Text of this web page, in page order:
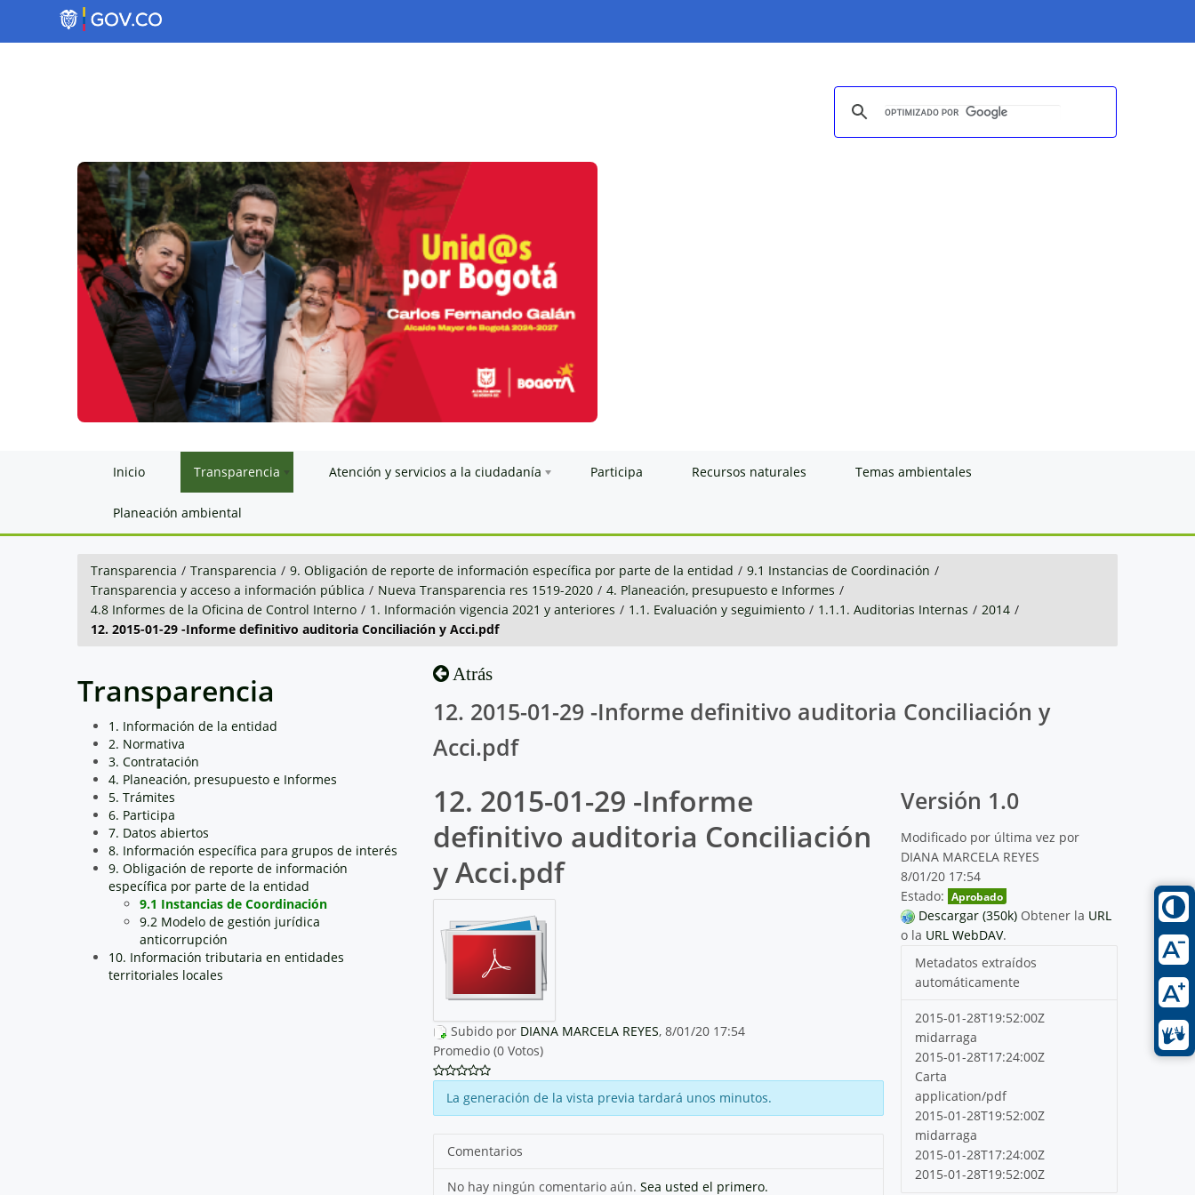
Inicio Transparencia Atención y servicios a la ciudadanía Participa Recursos naturales Temas ambientales
Planeación ambiental
Transparencia / Transparencia / 9. Obligación de reporte de información específica por parte de la entidad / 9.1 Instancias de Coordinación /
Transparencia y acceso a información pública / Nueva Transparencia res 1519-2020 / 4. Planeación, presupuesto e Informes /
4.8 Informes de la Oficina de Control Interno / 1. Información vigencia 2021 y anteriores / 1.1. Evaluación y seguimiento / 1.1.1. Auditorias Internas / 2014 /
12. 2015-01-29 -Informe definitivo auditoria Conciliación y Acci.pdf
Transparencia
1. Información de la entidad
2. Normativa
3. Contratación
4. Planeación, presupuesto e Informes
5. Trámites
6. Participa
7. Datos abiertos
8. Información específica para grupos de interés
9. Obligación de reporte de información
específica por parte de la entidad
9.1 Instancias de Coordinación
9.2 Modelo de gestión jurídica
anticorrupción
10. Información tributaria en entidades
territoriales locales
Atrás
12. 2015-01-29 -Informe definitivo auditoria Conciliación y
Acci.pdf
12. 2015-01-29 -Informe
definitivo auditoria Conciliación
y Acci.pdf
Subido por DIANA MARCELA REYES, 8/01/20 17:54
Promedio (0 Votos)
La generación de la vista previa tardará unos minutos.
Comentarios
No hay ningún comentario aún. Sea usted el primero.
Versión 1.0
Modificado por última vez por
DIANA MARCELA REYES
8/01/20 17:54
Estado: Aprobado
Descargar (350k) Obtener la URL
o la URL WebDAV.
Metadatos extraídos
automáticamente
2015-01-28T19:52:00Z
midarraga
2015-01-28T17:24:00Z
Carta
application/pdf
2015-01-28T19:52:00Z
midarraga
2015-01-28T17:24:00Z
2015-01-28T19:52:00Z